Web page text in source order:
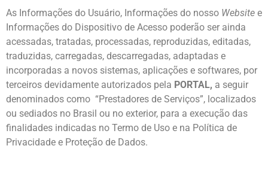
As Informações do Usuário, Informações do nosso Website e
Informações do Dispositivo de Acesso poderão ser ainda
acessadas, tratadas, processadas, reproduzidas, editadas,
traduzidas, carregadas, descarregadas, adaptadas e
incorporadas a novos sistemas, aplicações e softwares, por
terceiros devidamente autorizados pela PORTAL, a seguir
denominados como “Prestadores de Serviços”, localizados
ou sediados no Brasil ou no exterior, para a execução das
finalidades indicadas no Termo de Uso e na Política de
Privacidade e Proteção de Dados.